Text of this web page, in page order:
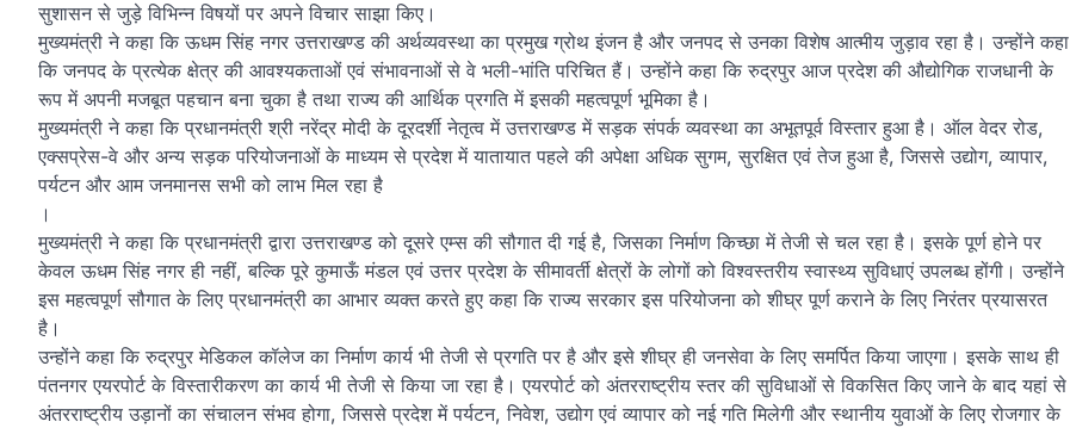
सुशासन से जुड़े विभिन्न विषयों पर अपने विचार साझा किए।
मुख्यमंत्री ने कहा कि ऊधम सिंह नगर उत्तराखण्ड की अर्थव्यवस्था का प्रमुख ग्रोथ इंजन है और जनपद से उनका विशेष आत्मीय जुड़ाव रहा है। उन्होंने कहा
कि जनपद के प्रत्येक क्षेत्र की आवश्यकताओं एवं संभावनाओं से वे भली-भांति परिचित हैं। उन्होंने कहा कि रुद्रपुर आज प्रदेश की औद्योगिक राजधानी के
रूप में अपनी मजबूत पहचान बना चुका है तथा राज्य की आर्थिक प्रगति में इसकी महत्वपूर्ण भूमिका है।
मुख्यमंत्री ने कहा कि प्रधानमंत्री श्री नरेंद्र मोदी के दूरदर्शी नेतृत्व में उत्तराखण्ड में सड़क संपर्क व्यवस्था का अभूतपूर्व विस्तार हुआ है। ऑल वेदर रोड,
एक्सप्रेस-वे और अन्य सड़क परियोजनाओं के माध्यम से प्रदेश में यातायात पहले की अपेक्षा अधिक सुगम, सुरक्षित एवं तेज हुआ है, जिससे उद्योग, व्यापार,
पर्यटन और आम जनमानस सभी को लाभ मिल रहा है
।
मुख्यमंत्री ने कहा कि प्रधानमंत्री द्वारा उत्तराखण्ड को दूसरे एम्स की सौगात दी गई है, जिसका निर्माण किच्छा में तेजी से चल रहा है। इसके पूर्ण होने पर
केवल ऊधम सिंह नगर ही नहीं, बल्कि पूरे कुमाऊँ मंडल एवं उत्तर प्रदेश के सीमावर्ती क्षेत्रों के लोगों को विश्वस्तरीय स्वास्थ्य सुविधाएं उपलब्ध होंगी। उन्होंने
इस महत्वपूर्ण सौगात के लिए प्रधानमंत्री का आभार व्यक्त करते हुए कहा कि राज्य सरकार इस परियोजना को शीघ्र पूर्ण कराने के लिए निरंतर प्रयासरत
है।
उन्होंने कहा कि रुद्रपुर मेडिकल कॉलेज का निर्माण कार्य भी तेजी से प्रगति पर है और इसे शीघ्र ही जनसेवा के लिए समर्पित किया जाएगा। इसके साथ ही
पंतनगर एयरपोर्ट के विस्तारीकरण का कार्य भी तेजी से किया जा रहा है। एयरपोर्ट को अंतरराष्ट्रीय स्तर की सुविधाओं से विकसित किए जाने के बाद यहां से
अंतरराष्ट्रीय उड़ानों का संचालन संभव होगा, जिससे प्रदेश में पर्यटन, निवेश, उद्योग एवं व्यापार को नई गति मिलेगी और स्थानीय युवाओं के लिए रोजगार के